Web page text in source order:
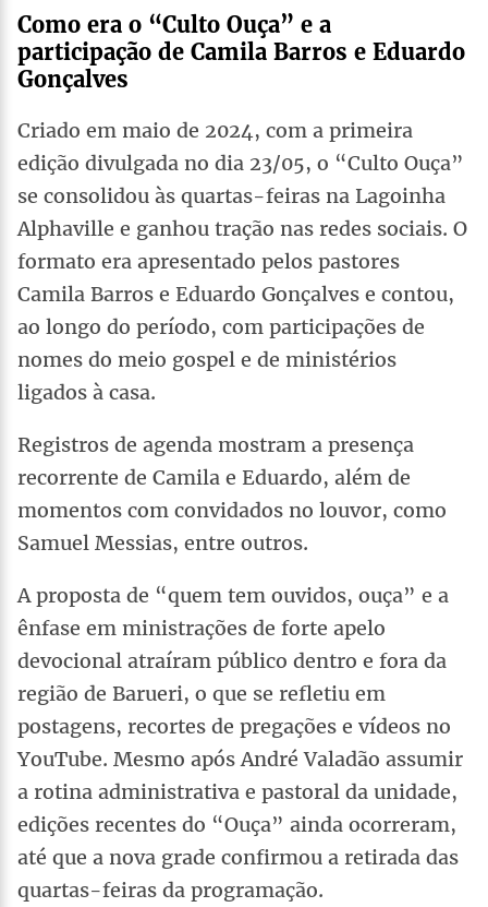
Como era o “Culto Ouça” e a
participação de Camila Barros e Eduardo
Gonçalves
Criado em maio de 2024, com a primeira
edição divulgada no dia 23/05, o “Culto Ouça”
se consolidou às quartas-feiras na Lagoinha
Alphaville e ganhou tração nas redes sociais. O
formato era apresentado pelos pastores
Camila Barros e Eduardo Gonçalves e contou,
ao longo do período, com participações de
nomes do meio gospel e de ministérios
ligados à casa.
Registros de agenda mostram a presença
recorrente de Camila e Eduardo, além de
momentos com convidados no louvor, como
Samuel Messias, entre outros.
A proposta de “quem tem ouvidos, ouça” e a
ênfase em ministrações de forte apelo
devocional atraíram público dentro e fora da
região de Barueri, o que se refletiu em
postagens, recortes de pregações e vídeos no
YouTube. Mesmo após André Valadão assumir
a rotina administrativa e pastoral da unidade,
edições recentes do “Ouça” ainda ocorreram,
até que a nova grade confirmou a retirada das
quartas-feiras da programação.